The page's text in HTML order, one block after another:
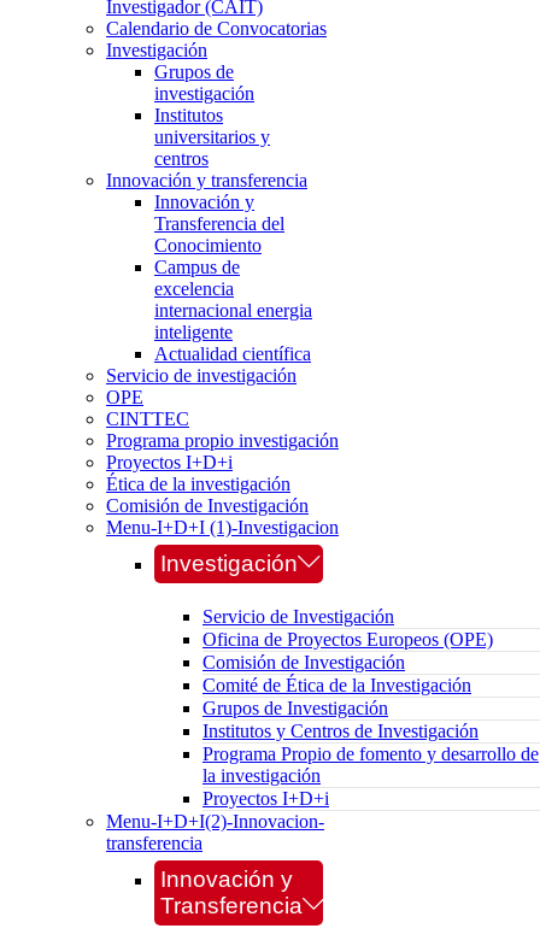
Investigador (CAIT)
Calendario de Convocatorias
Investigación
Grupos de
investigación
Institutos
universitarios y
centros
Innovación y transferencia
Innovación y
Transferencia del
Conocimiento
Campus de
excelencia
internacional energia
inteligente
Actualidad científica
Servicio de investigación
OPE
CINTTEC
Programa propio investigación
Proyectos I+D+i
Ética de la investigación
Comisión de Investigación
Menu-I+D+I (1)-Investigacion
Investigación
Servicio de Investigación
Oficina de Proyectos Europeos (OPE)
Comisión de Investigación
Comité de Ética de la Investigación
Grupos de Investigación
Institutos y Centros de Investigación
Programa Propio de fomento y desarrollo de
la investigación
Proyectos I+D+i
Menu-I+D+I(2)-Innovacion-
transferencia
Innovación y
Transferencia